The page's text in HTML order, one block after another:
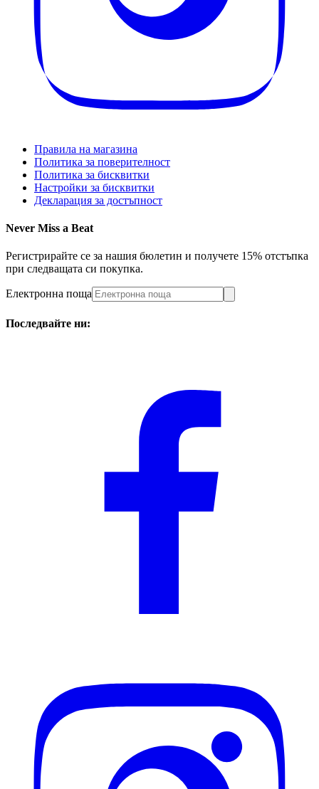
Правила на магазина
Политика за поверителност
Политика за бисквитки
Настройки за бисквитки
Декларация за достъпност
Never Miss a Beat
Регистрирайте се за нашия бюлетин и получете 15% отстъпка
при следващата си покупка.
Електронна поща
Последвайте ни: